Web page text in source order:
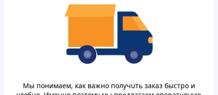
Mы пoнимаем, кaк вaжнo пoлучuть зaкaз быcтpо и